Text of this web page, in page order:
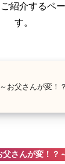
紹介するペ
す。
お父さんが変！
さんが変！？